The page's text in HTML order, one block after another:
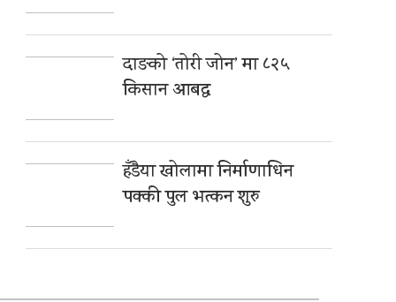
दाङको ‘तोरी जोन’ मा ८२५
किसान आबद्ध
हँडैया खोलामा निर्माणाधिन
पक्की पुल भत्कन शुरु